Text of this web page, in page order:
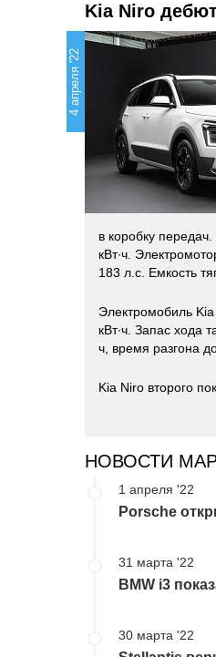
Kia Niro
4 апреля '22
в коробку
кВт∙ч.
183 л.с. Емкость
Электромобиль
кВт∙ч. Запас хода
ч, время разгона
Kia Niro второго
НОВОСТИ
1 апреля '22
Porsche
31 марта '22
BMW i3
30 марта '22